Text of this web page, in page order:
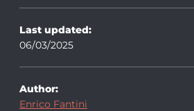
Last updated:
06/03/2025
Author:
Enrico Fantini